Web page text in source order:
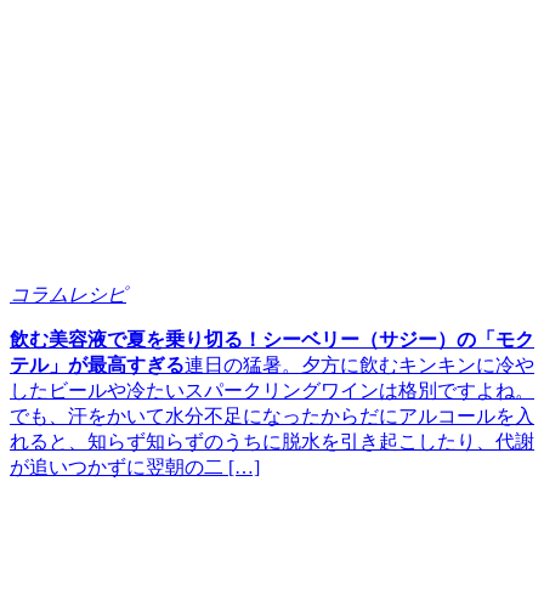
コラムレシピ
飲む美容液で夏を乗り切る！シーベリー（サジー）の「モク
テル」が最高すぎる連日の猛暑。夕方に飲むキンキンに冷や
したビールや冷たいスパークリングワインは格別ですよね。
でも、汗をかいて水分不足になったからだにアルコールを入
れると、知らず知らずのうちに脱水を引き起こしたり、代謝
が追いつかずに翌朝の二 […]